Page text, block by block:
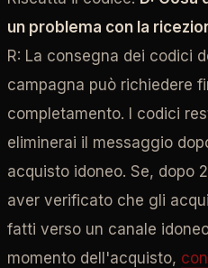
un problema con la
R: La consegna dei codici
campagna può richiedere
completamento. I codici
eliminerai il messaggio
acquisto idoneo. Se, dopo
aver verificato che gli
fatti verso un canale
momento dell'acquisto,